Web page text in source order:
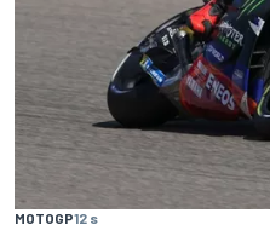
MOTOGP12 s